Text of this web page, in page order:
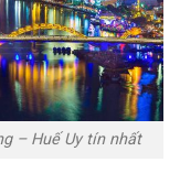
– Huế Uy tín nhất